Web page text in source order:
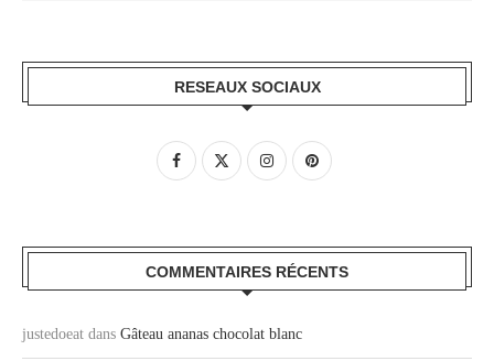
RESEAUX SOCIAUX
COMMENTAIRES RÉCENTS
justedoeat dans Gâteau ananas chocolat blanc